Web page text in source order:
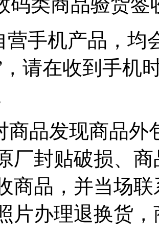
码类商品验货签
营手机产品，均
，请在收到手机
商品发现商品外
厂封贴破损、
商品，并当场
片办理退换货